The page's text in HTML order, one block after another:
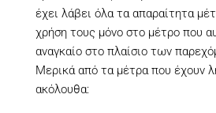
έχει λάβει όλα τα απαραίτητα
χρήση τους μόνο στο μέτρο που
αναγκαίο στο πλαίσιο των
Μερικά από τα μέτρα που έχουν
ακόλουθα: